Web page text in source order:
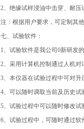
2、绝缘试样浸油中击穿、耐压
注：根据用户要求，可定制其他
七、试验软件：
1、试验软件是我公司0新研发
2、采用计算机控制通过人机对
3、本仪器在试验过程中可对
4、可以随时调取当前及历史试
5、试验过程中可以随时修改试
6、试验过程中，可随时通过软